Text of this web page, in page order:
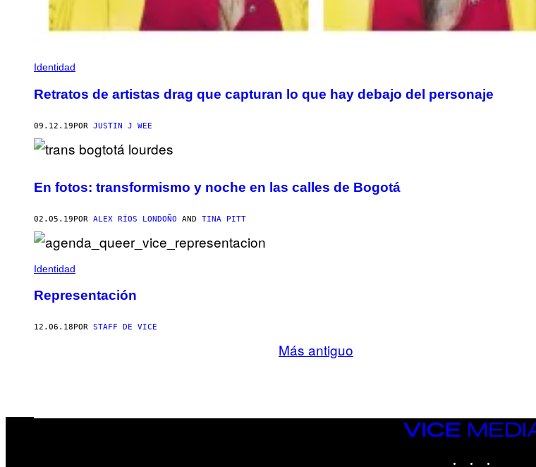
Identidad
Retratos de artistas drag que capturan lo que hay debajo del personaje
09.12.19POR JUSTIN J WEE
En fotos: transformismo y noche en las calles de Bogotá
02.05.19POR ALEX RÍOS LONDOÑO AND TINA PITT
Identidad
Representación
12.06.18POR STAFF DE VICE
Más antiguo
VICE
MEDIA